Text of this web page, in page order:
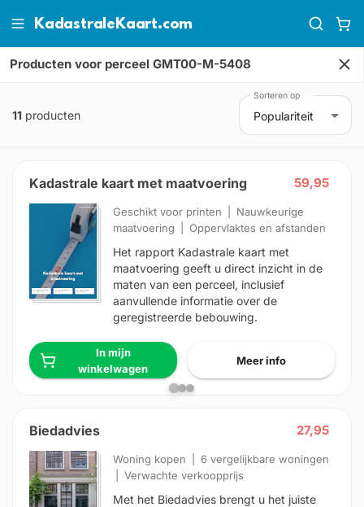
KadastraleKaart.com
Producten voor perceel GMT00-M-5408
11 producten
Sorteren op
Populariteit
Kadastrale kaart met maatvoering 59,95
Geschikt voor printen
Nauwkeurige
maatvoering
Oppervlaktes en afstanden
Het rapport Kadastrale kaart met
maatvoering geeft u direct inzicht in de
maten van een perceel, inclusief
aanvullende informatie over de
geregistreerde bebouwing.
In mijn
winkelwagen
Meer info
Biedadvies 27,95
Woning kopen
6 vergelijkbare woningen
Verwachte verkoopprijs
Met het Biedadvies brengt u het juiste